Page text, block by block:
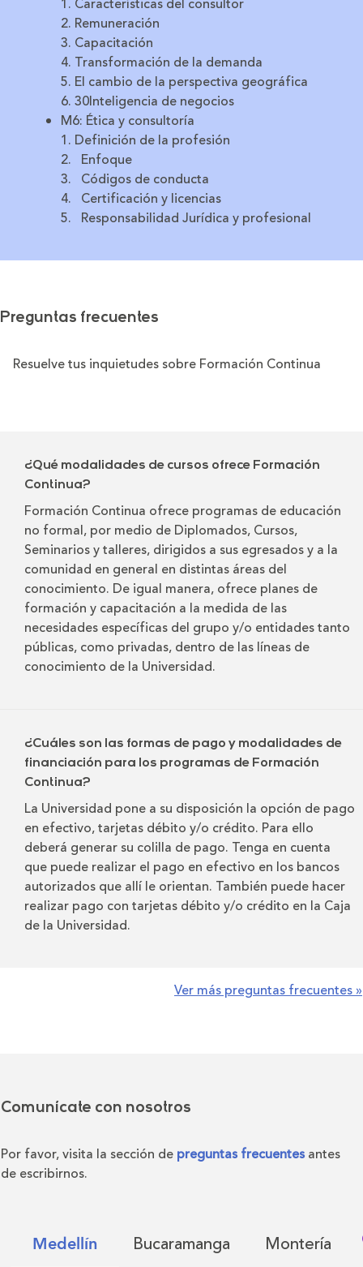
1. Características del consultor
2. Remuneración
3. Capacitación
4. Transformación de la demanda
5. El cambio de la perspectiva geográfica
6. 30Inteligencia de negocios
M6: Ética y consultoría
1. Definición de la profesión
2. Enfoque
3. Códigos de conducta
4. Certificación y licencias
5. Responsabilidad Jurídica y profesional
Preguntas frecuentes
Resuelve tus inquietudes sobre Formación Continua
¿Qué modalidades de cursos ofrece Formación
Continua?
Formación Continua ofrece programas de educación
no formal, por medio de Diplomados, Cursos,
Seminarios y talleres, dirigidos a sus egresados y a la
comunidad en general en distintas áreas del
conocimiento. De igual manera, ofrece planes de
formación y capacitación a la medida de las
necesidades específicas del grupo y/o entidades tanto
públicas, como privadas, dentro de las líneas de
conocimiento de la Universidad.
¿Cuáles son las formas de pago y modalidades de
financiación para los programas de Formación
Continua?
La Universidad pone a su disposición la opción de pago
en efectivo, tarjetas débito y/o crédito. Para ello
deberá generar su colilla de pago. Tenga en cuenta
que puede realizar el pago en efectivo en los bancos
autorizados que allí le orientan. También puede hacer
realizar pago con tarjetas débito y/o crédito en la Caja
de la Universidad.
Ver más preguntas frecuentes »
Comunícate con nosotros
Por favor, visita la sección de preguntas frecuentes antes
de escribirnos.
Medellín Bucaramanga Montería